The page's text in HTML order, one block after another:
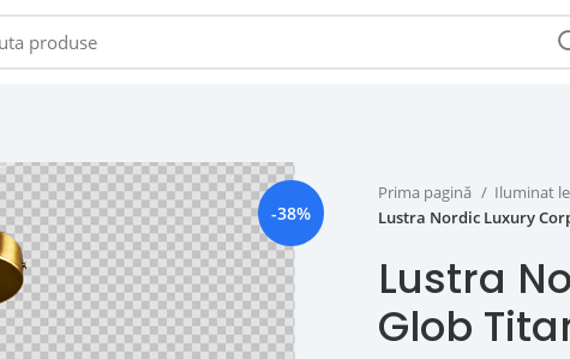
-38%
Prima pagină Iluminat
Lustra Nordic Luxury
Lustra
Glob